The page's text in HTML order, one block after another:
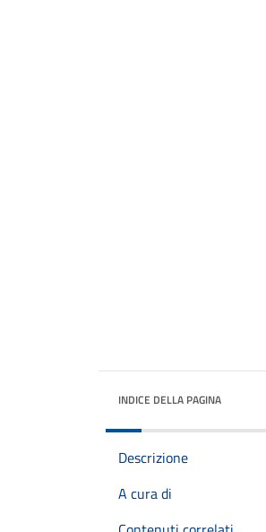
INDICE DELLA PAGINA
Descrizione
A cura di